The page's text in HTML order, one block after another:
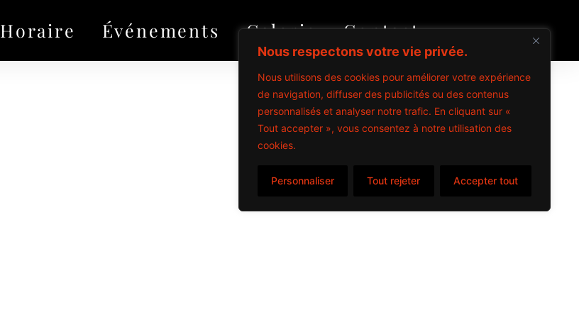
Nous respectons votre vie privée.
Nous utilisons des cookies pour améliorer votre expérience
de navigation, diffuser des publicités ou des contenus
personnalisés et analyser notre trafic. En cliquant sur «
Tout accepter », vous consentez à notre utilisation des
cookies.
Personnaliser Tout rejeter Accepter tout
Horaire Événements Galerie Contact
Propulsé par Miitems
Tous droits réservés – 2024